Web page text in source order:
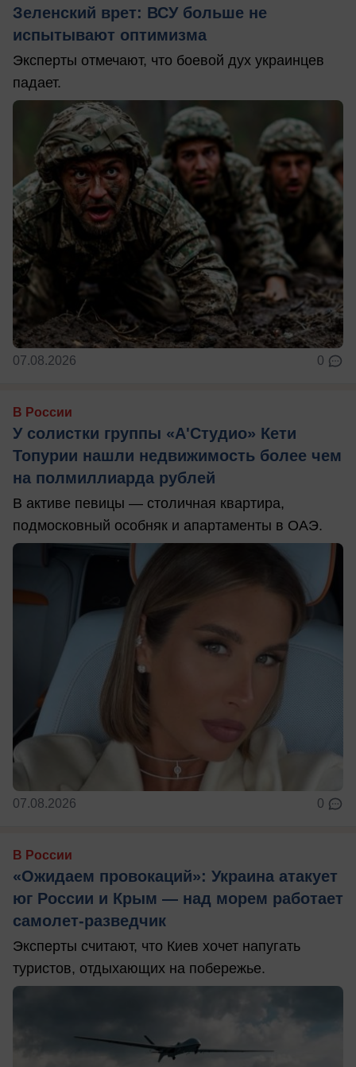
Зеленский врет: ВСУ больше не
испытывают оптимизма
Эксперты отмечают, что боевой дух украинцев
падает.
07.08.2026 0
В России
У солистки группы «А'Студио» Кети
Топурии нашли недвижимость более чем
на полмиллиарда рублей
В активе певицы — столичная квартира,
подмосковный особняк и апартаменты в ОАЭ.
07.08.2026 0
В России
«Ожидаем провокаций»: Украина атакует
юг России и Крым — над морем работает
самолет-разведчик
Эксперты считают, что Киев хочет напугать
туристов, отдыхающих на побережье.